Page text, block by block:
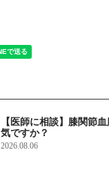
【医師に相談】膝関節
気ですか？
2026.08.06